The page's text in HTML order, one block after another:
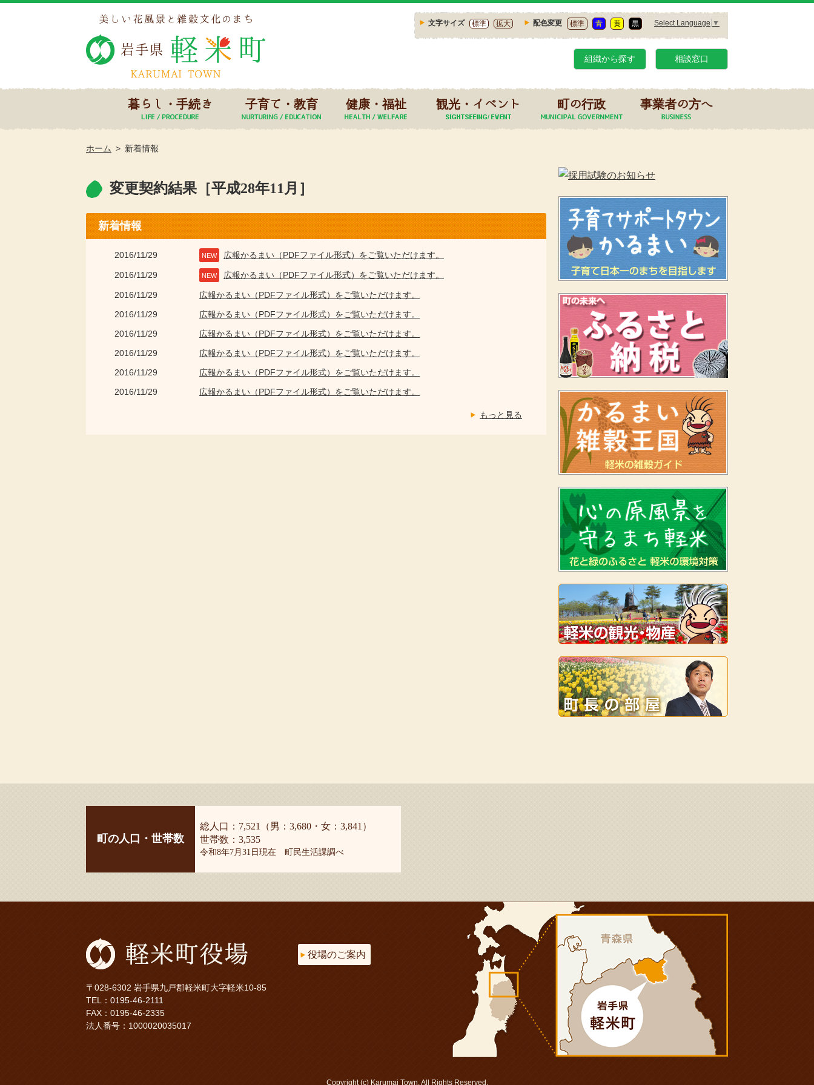
文字サイズ 標準 拡大 配色変更 標準 青 黄 黒 Select Language ▼
組織から探す 相談窓口
暮らし・手続き 子育て・教育 健康・福祉 観光・イベント 町の行政 事業者の方へ
ホーム 新着情報
変更契約結果［平成28年11月］
新着情報
2016/11/29 NEW 広報かるまい（PDFファイル形式）をご覧いただけます。
2016/11/29 NEW 広報かるまい（PDFファイル形式）をご覧いただけます。
2016/11/29
広報かるまい（PDFファイル形式）をご覧いただけます。
2016/11/29
広報かるまい（PDFファイル形式）をご覧いただけます。
2016/11/29
広報かるまい（PDFファイル形式）をご覧いただけます。
2016/11/29
広報かるまい（PDFファイル形式）をご覧いただけます。
2016/11/29
広報かるまい（PDFファイル形式）をご覧いただけます。
2016/11/29
広報かるまい（PDFファイル形式）をご覧いただけます。
もっと見る
町の人口・世帯数
総人口：7,521（男：3,680・女：3,841）
世帯数：3,535
令和8年7月31日現在 町民生活課調べ
〒028-6302 岩手県九戸郡軽米町大字軽米10-85
TEL： 0195-46-2111
FAX：0195-46-2335
法人番号：1000020035017
役場のご案内
Copyright (c) Karumai Town. All Rights Reserved.